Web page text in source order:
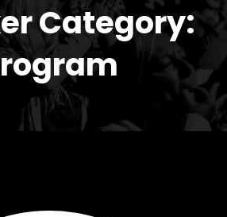
Category: